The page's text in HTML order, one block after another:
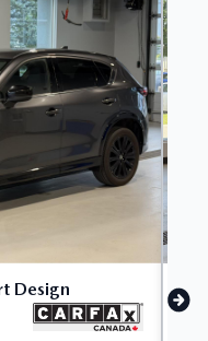
Design
30